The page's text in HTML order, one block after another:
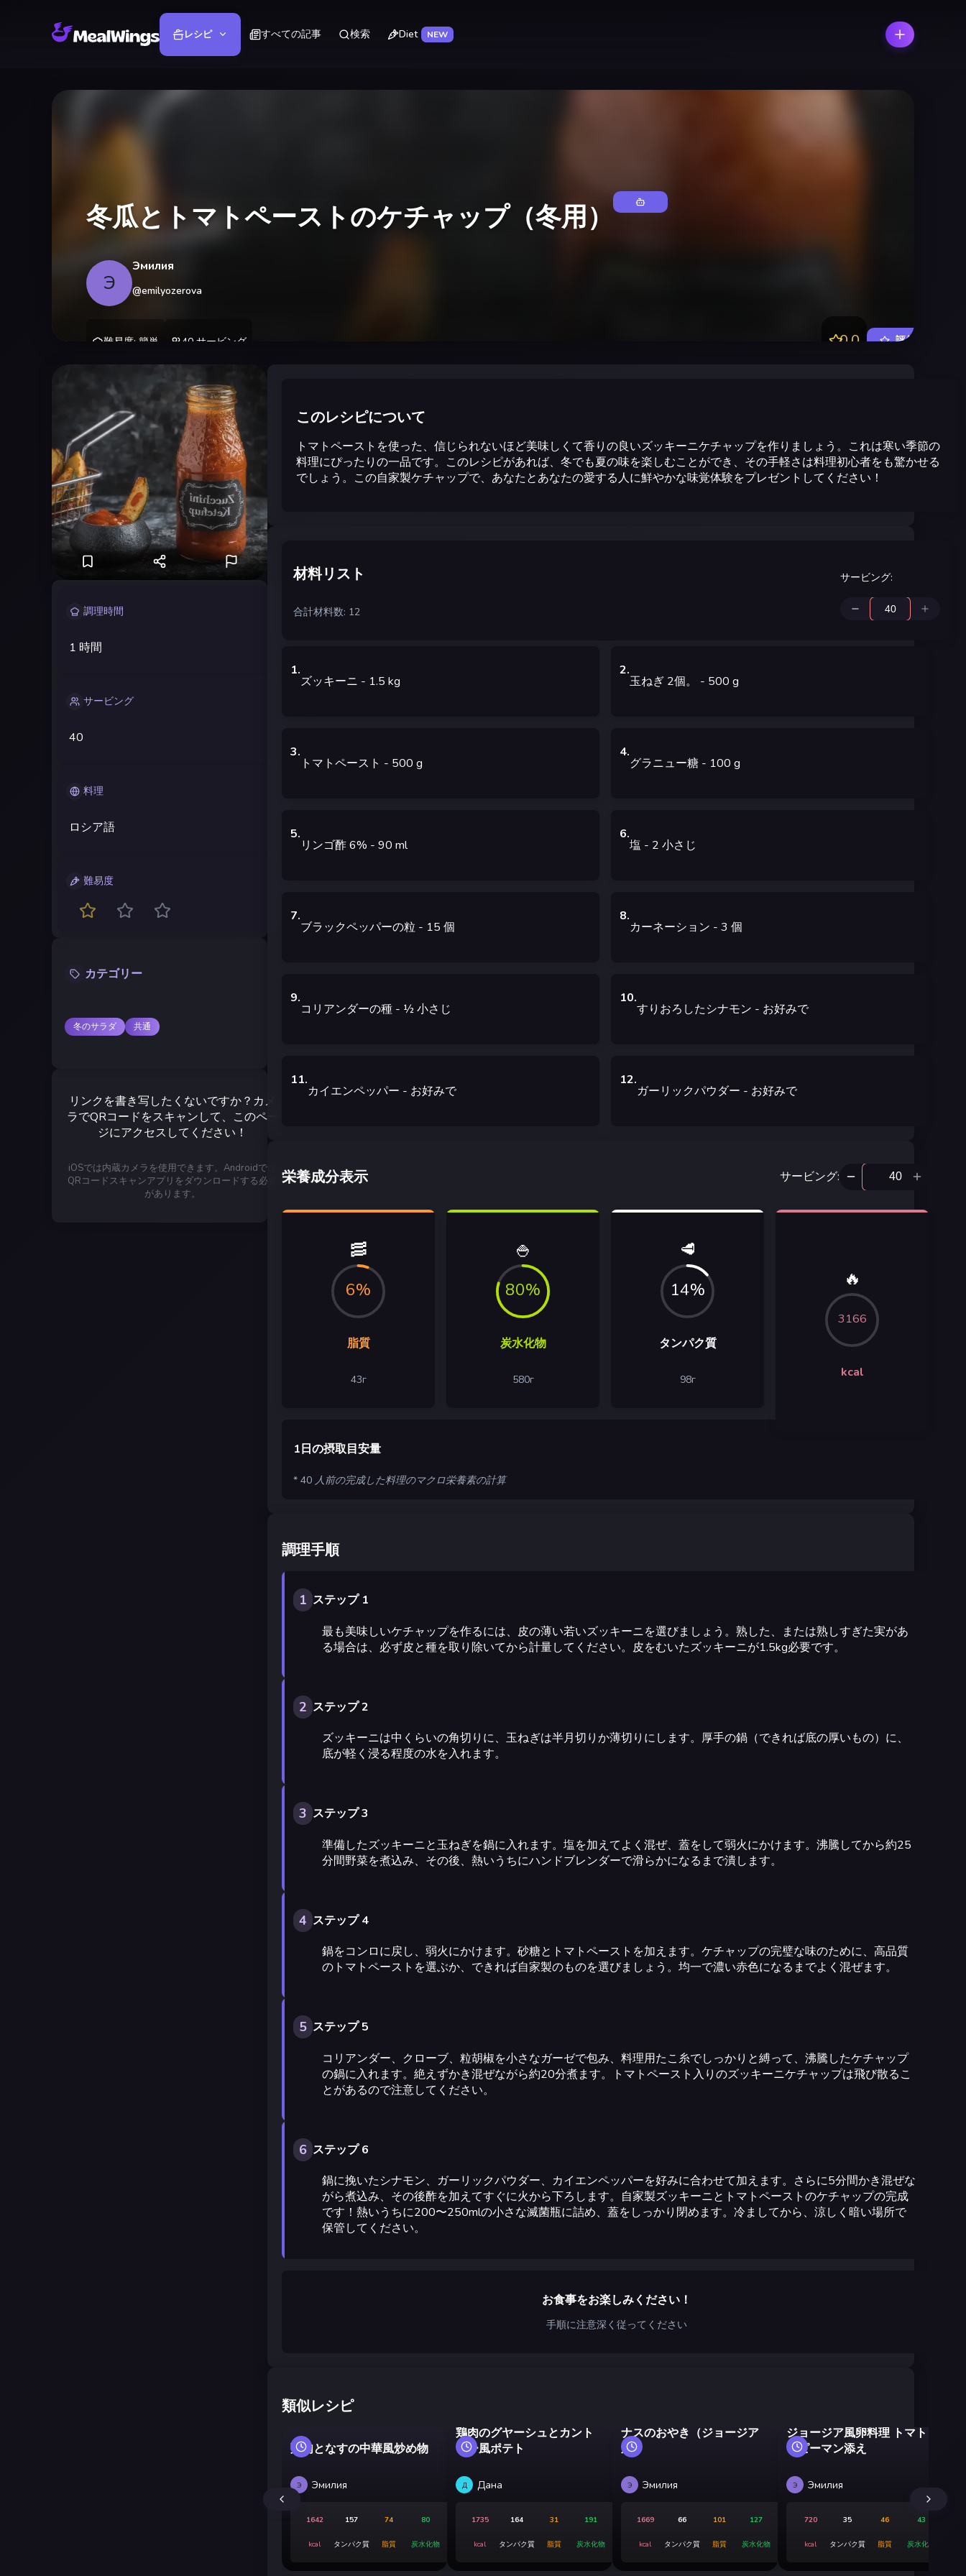
レシピ すべての記事 検索 Diet NEW
冬瓜とトマトペーストのケチャップ（冬用）
Э
Эмилия
@emilyozerova
難易度: 簡単 40 サービング 0.0 評価する
調理時間
1 時間
サービング
40
料理
ロシア語
難易度
カテゴリー
冬のサラダ 共通
リンクを書き写したくないですか？カメ
ラでQRコードをスキャンして、このペー
ジにアクセスしてください！
iOSでは内蔵カメラを使用できます。Androidでは
QRコードスキャンアプリをダウンロードする必要
があります。
このレシピについて
トマトペーストを使った、信じられないほど美味しくて香りの良いズッキーニケチャップを作りましょう。これは寒い季節の
料理にぴったりの一品です。このレシピがあれば、冬でも夏の味を楽しむことができ、その手軽さは料理初心者をも驚かせる
でしょう。この自家製ケチャップで、あなたとあなたの愛する人に鮮やかな味覚体験をプレゼントしてください！
材料リスト
合計材料数: 12
サービング:
1.
ズッキーニ - 1.5 kg
2.
玉ねぎ 2個。 - 500 g
3.
トマトペースト - 500 g
4.
グラニュー糖 - 100 g
5.
リンゴ酢 6% - 90 ml
6.
塩 - 2 小さじ
7.
ブラックペッパーの粒 - 15 個
8.
カーネーション - 3 個
9.
コリアンダーの種 - ½小さじ
10.
すりおろしたシナモン - お好みで
11.
カイエンペッパー - お好みで
12.
ガーリックパウダー - お好みで
栄養成分表示 サービング:
🥓
6%
脂質
43г
🍚
80%
炭水化物
580г
🥩
14%
タンパク質
98г
🔥
3166
kcal
1日の摂取目安量
* 40 人前の完成した料理のマクロ栄養素の計算
調理手順
1 ステップ 1
最も美味しいケチャップを作るには、皮の薄い若いズッキーニを選びましょう。熟した、または熟しすぎた実があ
る場合は、必ず皮と種を取り除いてから計量してください。皮をむいたズッキーニが1.5kg必要です。
2 ステップ 2
ズッキーニは中くらいの角切りに、玉ねぎは半月切りか薄切りにします。厚手の鍋（できれば底の厚いもの）に、
底が軽く浸る程度の水を入れます。
3 ステップ 3
準備したズッキーニと玉ねぎを鍋に入れます。塩を加えてよく混ぜ、蓋をして弱火にかけます。沸騰してから約25
分間野菜を煮込み、その後、熱いうちにハンドブレンダーで滑らかになるまで潰します。
4 ステップ 4
鍋をコンロに戻し、弱火にかけます。砂糖とトマトペーストを加えます。ケチャップの完璧な味のために、高品質
のトマトペーストを選ぶか、できれば自家製のものを選びましょう。均一で濃い赤色になるまでよく混ぜます。
5 ステップ 5
コリアンダー、クローブ、粒胡椒を小さなガーゼで包み、料理用たこ糸でしっかりと縛って、沸騰したケチャップ
の鍋に入れます。絶えずかき混ぜながら約20分煮ます。トマトペースト入りのズッキーニケチャップは飛び散るこ
とがあるので注意してください。
6 ステップ 6
鍋に挽いたシナモン、ガーリックパウダー、カイエンペッパーを好みに合わせて加えます。さらに5分間かき混ぜな
がら煮込み、その後酢を加えてすぐに火から下ろします。自家製ズッキーニとトマトペーストのケチャップの完成
です！熱いうちに200〜250mlの小さな滅菌瓶に詰め、蓋をしっかり閉めます。冷ましてから、涼しく暗い場所で
保管してください。
お食事をお楽しみください！
手順に注意深く従ってください
類似レシピ
鶏肉となすの中華風炒め物
Э Эмилия
1642
kcal
157
タンパク質
74
脂質
80
炭水化物
鶏肉のグヤーシュとカント
リー風ポテト
Д Дана
1735
kcal
164
タンパク質
31
脂質
191
炭水化物
ナスのおやき（ジョージア
風）
Э Эмилия
1669
kcal
66
タンパク質
101
脂質
127
炭水化物
ジョージア風卵料理 トマト
とピーマン添え
Э Эмилия
720
kcal
35
タンパク質
46
脂質
43
炭水化物